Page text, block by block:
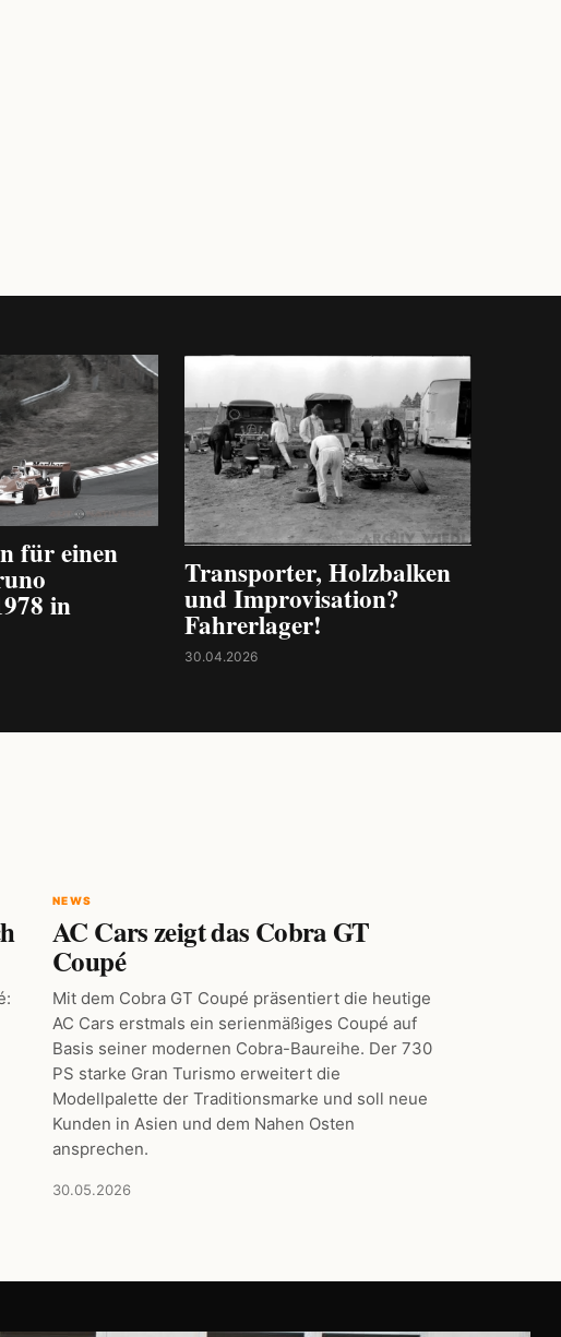
für einen
in
Transporter, Holzbalken
und Improvisation?
Fahrerlager!
30.04.2026
NEWS
AC Cars zeigt das Cobra GT
Coupé
Mit dem Cobra GT Coupé präsentiert die heutige
AC Cars erstmals ein serienmäßiges Coupé auf
Basis seiner modernen Cobra-Baureihe. Der 730
PS starke Gran Turismo erweitert die
Modellpalette der Traditionsmarke und soll neue
Kunden in Asien und dem Nahen Osten
ansprechen.
30.05.2026